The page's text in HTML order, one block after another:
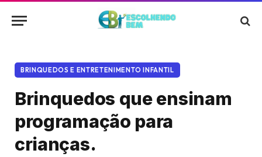
BRINQUEDOS E ENTRETENIMENTO INFANTIL
Brinquedos que ensinam
programação para
crianças.